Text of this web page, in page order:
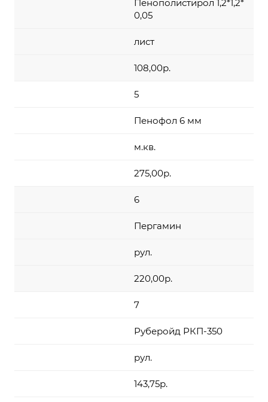
Пенополистирол 1,2*1,2*
0,05
лист
108,00р.
5
Пенофол 6 мм
м.кв.
275,00р.
6
Пергамин
рул.
220,00р.
7
Руберойд РКП-350
рул.
143,75р.